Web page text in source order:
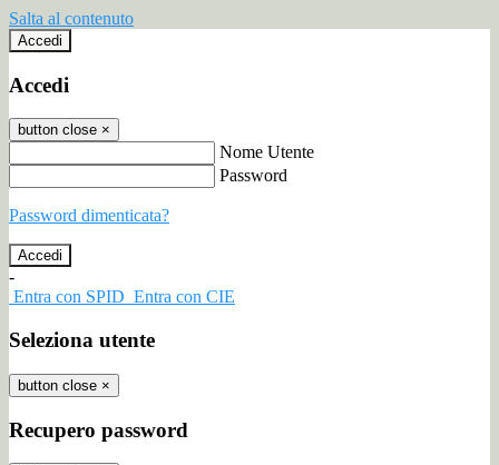
Salta al contenuto
Accedi
Accedi
button close ×
Nome Utente
Password
Password dimenticata?
-
Entra con SPID Entra con CIE
Seleziona utente
button close ×
Recupero password